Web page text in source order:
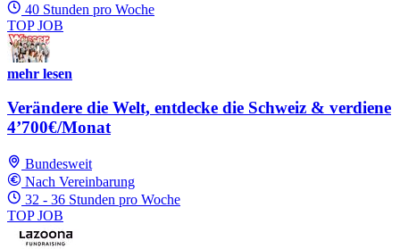
40 Stunden pro Woche
TOP JOB
mehr lesen
Verändere die Welt, entdecke die Schweiz & verdiene
4’700€/Monat
Bundesweit
Nach Vereinbarung
32 - 36 Stunden pro Woche
TOP JOB